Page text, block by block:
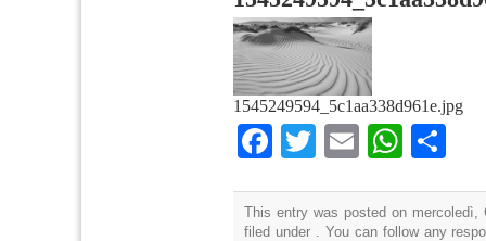
1545249594_5c1aa338d961e.jpg
Facebook
TwitterEmail
This entry was posted on
filed under . You can follow any